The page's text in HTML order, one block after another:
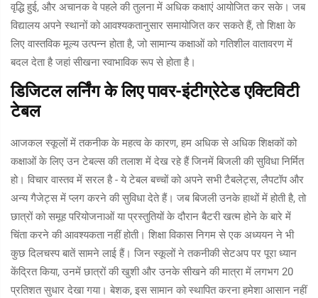
वृद्धि हुई, और अचानक वे पहले की तुलना में अधिक कक्षाएं आयोजित कर सके। जब
विद्यालय अपने स्थानों को आवश्यकतानुसार समायोजित कर सकते हैं, तो शिक्षा के
लिए वास्तविक मूल्य उत्पन्न होता है, जो सामान्य कक्षाओं को गतिशील वातावरण में
बदल देता है जहां सीखना स्वाभाविक रूप से होता है।
डिजिटल लर्निंग के लिए पावर-इंटीग्रेटेड एक्टिविटी
टेबल
आजकल स्कूलों में तकनीक के महत्व के कारण, हम अधिक से अधिक शिक्षकों को
कक्षाओं के लिए उन टेबल्स की तलाश में देख रहे हैं जिनमें बिजली की सुविधा निर्मित
हो। विचार वास्तव में सरल है - ये टेबल बच्चों को अपने सभी टैबलेट्स, लैपटॉप और
अन्य गैजेट्स में प्लग करने की सुविधा देते हैं। जब बिजली उनके हाथों में होती है, तो
छात्रों को समूह परियोजनाओं या प्रस्तुतियों के दौरान बैटरी खत्म होने के बारे में
चिंता करने की आवश्यकता नहीं होती। शिक्षा विकास निगम से एक अध्ययन ने भी
कुछ दिलचस्प बातें सामने लाई हैं। जिन स्कूलों ने तकनीकी सेटअप पर पूरा ध्यान
केंद्रित किया, उनमें छात्रों की खुशी और उनके सीखने की मात्रा में लगभग 20
प्रतिशत सुधार देखा गया। बेशक, इस सामान को स्थापित करना हमेशा आसान नहीं